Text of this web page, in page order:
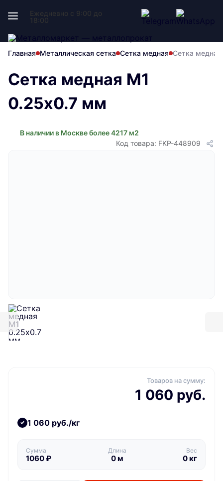
Ежедневно с 9:00 до
18:00
Главная Металлическая сетка Сетка медная Сетка
Сетка медная М1
0.25х0.7 мм
В наличии в Москве более 4217 м2
Код товара: FKP-448909
Товаров на сумму:
1 060 руб.
1 060 руб./кг
Сумма
1060₽
Длина
0м
Вес
0кг